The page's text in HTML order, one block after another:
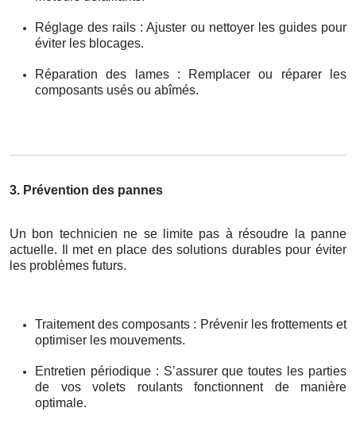
Réglage des rails : Ajuster ou nettoyer les guides pour
éviter les blocages.
Réparation des lames : Remplacer ou réparer les
composants usés ou abîmés.
3. Prévention des pannes
Un bon technicien ne se limite pas à résoudre la panne
actuelle. Il met en place des solutions durables pour éviter
les problèmes futurs.
Traitement des composants : Prévenir les frottements et
optimiser les mouvements.
Entretien périodique : S’assurer que toutes les parties
de vos volets roulants fonctionnent de manière
optimale.